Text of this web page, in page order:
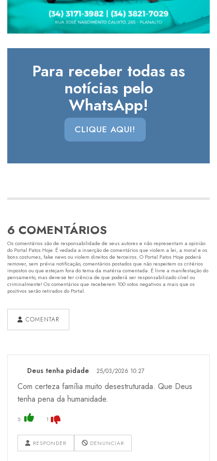
Para receber todas as
notícias pelo
WhatsApp!
CLIQUE AQUI!
6 COMENTÁRIOS
Os comentários são de responsabilidade de seus autores e não representam a opinião
do Portal Patos Hoje. É vedada a inserção de comentários que violem a lei, a moral e os
bons costumes, fake news ou violem direitos de terceiros. O Portal Patos Hoje poderá
remover, sem prévia notificação, comentários postados que não respeitem os critérios
impostos ou que estejam fora do tema da matéria comentada. É livre a manifestação do
pensamento, mas deve-se ter ciência de que poderá ser responsabilizado cível ou
criminalmente! Os comentários que receberem 100 votos negativos a mais que os
positivos serão retirados do Portal.
COMENTAR
Deus tenha pidade 25/03/2026 10:27
Com certeza família muito desestruturada. Que Deus
tenha pena da humanidade.
5 1
RESPONDER DENUNCIAR